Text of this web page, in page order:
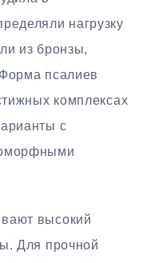
нагрузку
из бронзы,
псалиев
комплексах
с
высокий
Для прочной